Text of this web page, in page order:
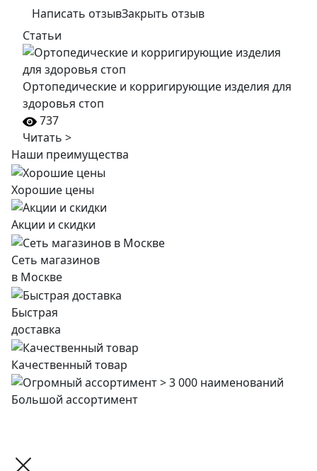
Написать отзывЗакрыть отзыв
Статьи
Ортопедические и корригирующие изделия для
здоровья стоп
737
Читать >
Наши преимущества
Хорошие цены
Акции и скидки
Сеть магазинов
в Москве
Быстрая
доставка
Качественный товар
Большой ассортимент